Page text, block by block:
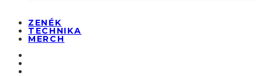
ZENÉK
TECHNIKA
MERCH